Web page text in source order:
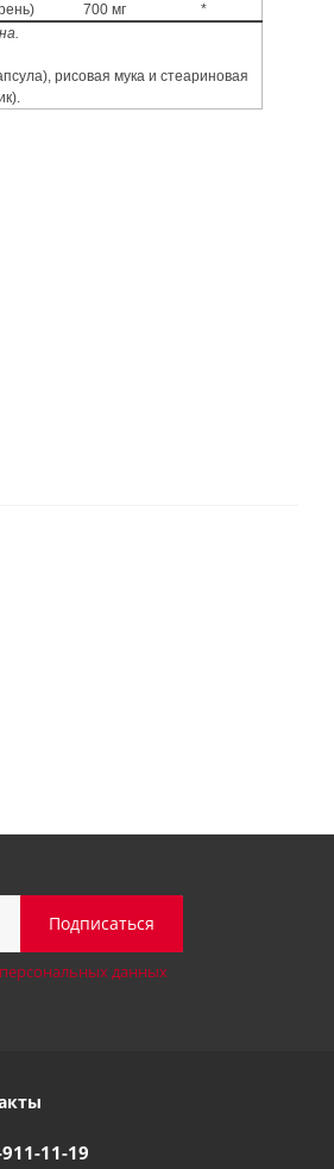
700 мг
*
рисовая мука и стеариновая
данных
11-19